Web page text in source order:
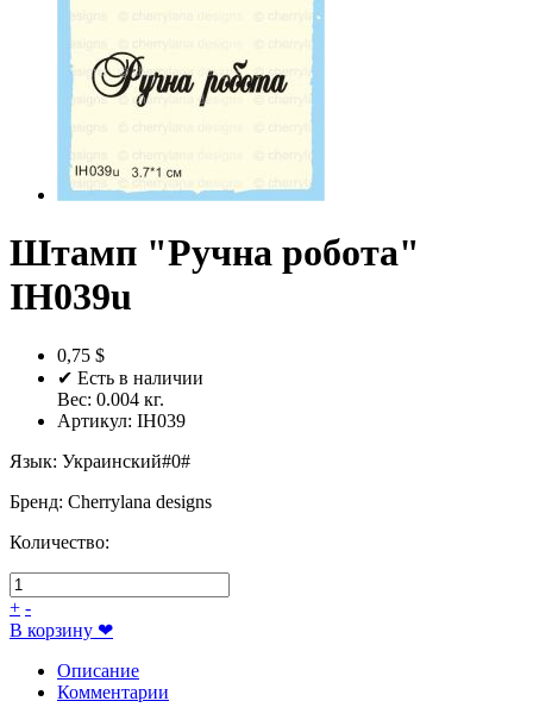
Штамп "Ручна робота"
IH039u
0,75 $
✔ Есть в наличии
Вес: 0.004 кг.
Артикул: IH039
Язык: Украинский#0#
Бренд: Cherrylana designs
Количество:
+ -
В корзину ❤
Описание
Комментарии